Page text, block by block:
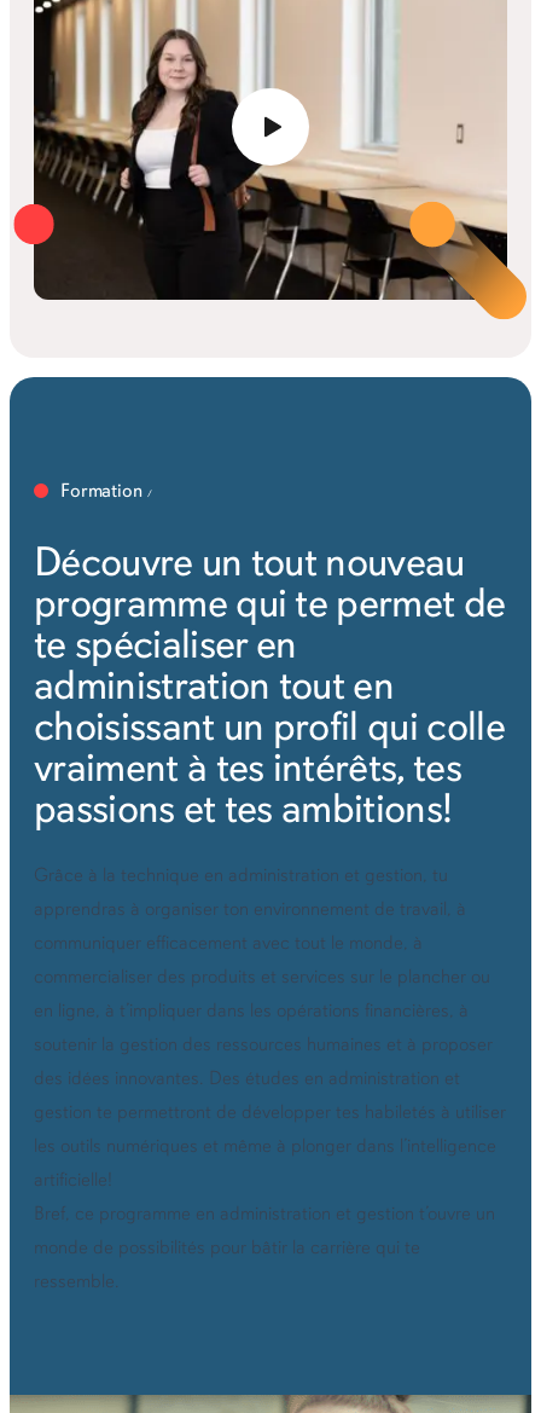
Formation
Découvre un tout nouveau
programme qui te permet de
te spécialiser en
administration tout en
choisissant un profil qui colle
vraiment à tes intérêts, tes
passions et tes ambitions!
Grâce à la technique en administration et gestion, tu
apprendras à organiser ton environnement de travail, à
communiquer efficacement avec tout le monde, à
commercialiser des produits et services sur le plancher ou
en ligne, à t’impliquer dans les opérations financières, à
soutenir la gestion des ressources humaines et à proposer
des idées innovantes. Des études en administration et
gestion te permettront de développer tes habiletés à utiliser
les outils numériques et même à plonger dans l’intelligence
artificielle!
Bref, ce programme en administration et gestion t’ouvre un
monde de possibilités pour bâtir la carrière qui te
ressemble.